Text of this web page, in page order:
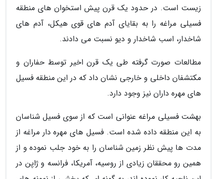
زیست است. در حدود یک قرن پیش استخوان های منطقه
فسیلی مراغه را به بقایای آدم های قوی هیکل، آدم های
شاخدار، اسب شاخدار و دیو نسبت می دادند.
مطالعات صورت گرفته طی یک قرن اخیر توسط حفاران و
مکتشفان داخلی و خارجی نشان داد که در این منطقه فسیل
های مهره داران نیز وجود دارد.
بهشت فسیلی مراغه عنوانی است که از سوی فسیل شناسان
به این منطقه داده شده است. فسیل های مهره دار مراغه از
مدت ها پیش نظر زمین شناسان را به خود جلب نموده و از
همین رو محققان زیادی از روسیه، آمریکا، فرانسه و ژاپن در